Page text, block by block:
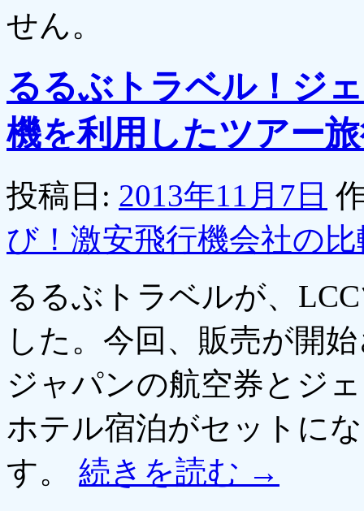
せん。
るるぶトラベル！ジ
機を利用したツアー
投稿日: 2013年11月7日
び！激安飛行機会社の
るるぶトラベルが、
した。今回、販売が開
ジャパンの航空券とジ
ホテル宿泊がセットに
す。 続きを読む →